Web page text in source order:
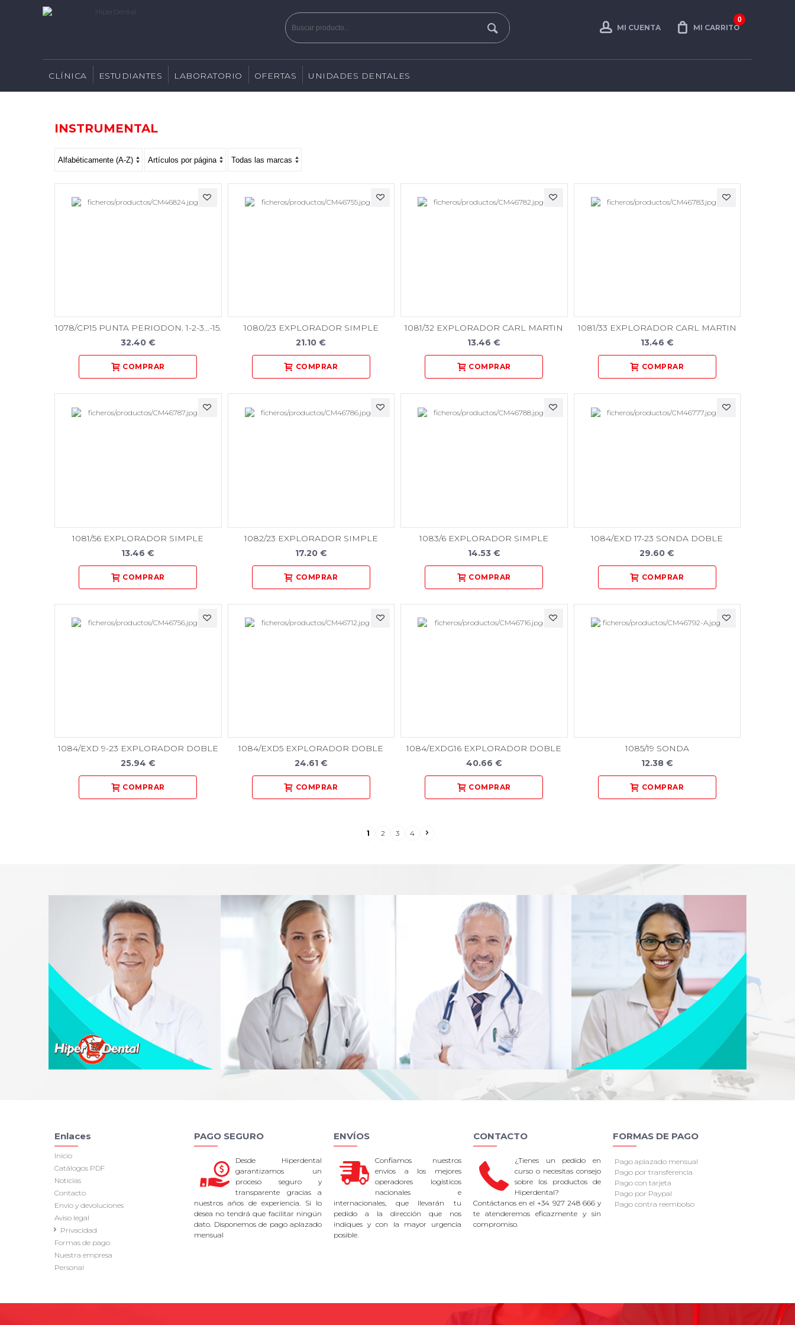
0
MI CARRITO
MI CUENTA
CLÍNICA ESTUDIANTES LABORATORIO OFERTAS UNIDADES DENTALES
INSTRUMENTAL
1078/CP15 PUNTA PERIODON. 1-2-3...-15.
32.40 €
1080/23 EXPLORADOR SIMPLE
21.10 €
1081/32 EXPLORADOR CARL MARTIN
13.46 €
1081/33 EXPLORADOR CARL MARTIN
13.46 €
1081/56 EXPLORADOR SIMPLE
13.46 €
1082/23 EXPLORADOR SIMPLE
17.20 €
1083/6 EXPLORADOR SIMPLE
14.53 €
1084/EXD 17-23 SONDA DOBLE
29.60 €
1084/EXD 9-23 EXPLORADOR DOBLE
25.94 €
1084/EXD5 EXPLORADOR DOBLE
24.61 €
1084/EXDG16 EXPLORADOR DOBLE
40.66 €
1085/19 SONDA
12.38 €
1 2 3 4
Enlaces
Inicio
Catálogos PDF
Noticias
Contacto
Envío y devoluciones
Aviso legal
Privacidad
Formas de pago
Nuestra empresa
Personal
PAGO SEGURO
Desde Hiperdental
garantizamos un
proceso seguro y
transparente gracias a
nuestros años de experiencia. Si lo
desea no tendrá que facilitar ningún
dato. Disponemos de pago aplazado
mensual
ENVÍOS
Confiamos nuestros
envíos a los mejores
operadores logísticos
nacionales e
internacionales, que llevarán tu
pedido a la dirección que nos
indiques y con la mayor urgencia
posible.
CONTACTO
¿Tienes un pedido en
curso o necesitas consejo
sobre los productos de
Hiperdental?
Contáctanos en el +34 927 248 666 y
te atenderemos eficazmente y sin
compromiso.
FORMAS DE PAGO
Pago aplazado mensual
Pago por transferencia
Pago con tarjeta
Pago por Paypal
Pago contra reembolso